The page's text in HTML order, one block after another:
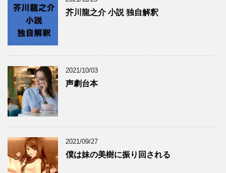
芥川龍之介 小説 独自解釈
2021/10/03
声劇台本
2021/09/27
僕は妹の美樹に振り回される